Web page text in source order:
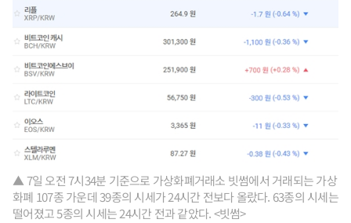
▲ 7일 오전 7시34분 기준으로 가상화폐거래소 빗썸에서 거래되는 가상
화폐 107종 가운데 39종의 시세가 24시간 전보다 올랐다. 63종의 시세는
떨어졌고 5종의 시세는 24시간 전과 같았다. <빗썸>